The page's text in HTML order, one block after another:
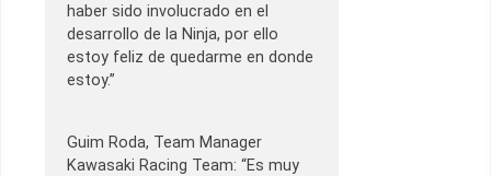
haber sido involucrado en el
desarrollo de la Ninja, por ello
estoy feliz de quedarme en donde
estoy.”
Guim Roda, Team Manager
Kawasaki Racing Team: “Es muy